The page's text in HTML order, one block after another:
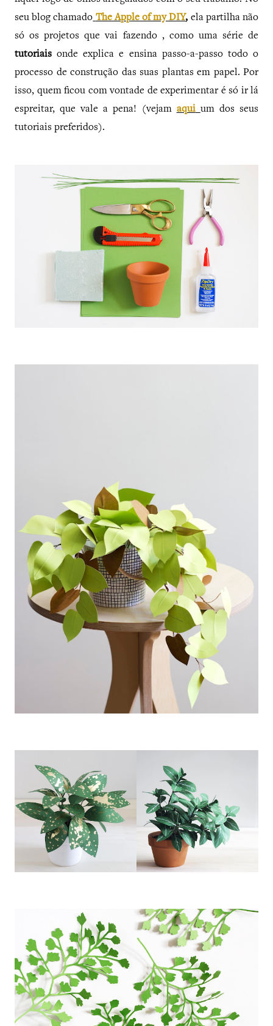
seu blog chamado The Apple of my DIY, ela partilha não
só os projetos que vai fazendo , como uma série de
tutoriaisonde explica e ensina passo-a-passo todo o
processo de construção das suas plantas em papel. Por
isso, quem ficou com vontade de experimentar é só ir lá
espreitar, que vale a pena! (vejam aqui um dos seus
tutoriais preferidos).